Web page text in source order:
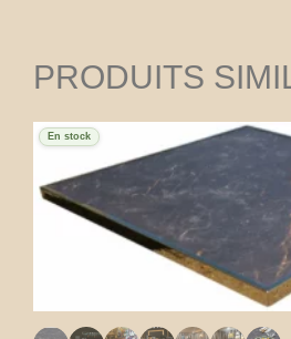
PRODUITS
En stock